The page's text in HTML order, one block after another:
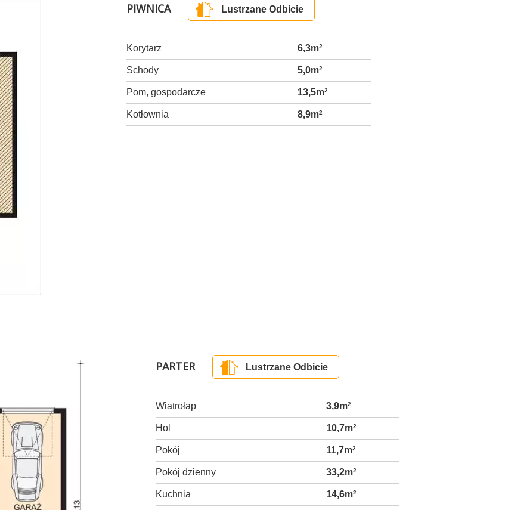
PIWNICA Lustrzane Odbicie
Korytarz 6,3m2
Schody 5,0m2
Pom, gospodarcze 13,5m2
Kotłownia 8,9m2
PARTER Lustrzane Odbicie
Wiatrołap 3,9m2
Hol 10,7m2
Pokój 11,7m2
Pokój dzienny 33,2m2
Kuchnia 14,6m2